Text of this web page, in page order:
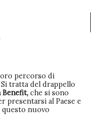
percorso di
tratta del drappello
Benefit, che si sono
presentarsi al Paese e
nuovo